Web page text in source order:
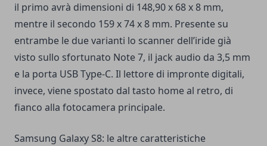
il primo avrà dimensioni di 148,90 x 68 x 8 mm,
mentre il secondo 159 x 74 x 8 mm. Presente su
entrambe le due varianti lo scanner dell’iride già
visto sullo sfortunato Note 7, il jack audio da 3,5 mm
e la porta USB Type-C. Il lettore di impronte digitali,
invece, viene spostato dal tasto home al retro, di
fianco alla fotocamera principale.
Samsung Galaxy S8: le altre caratteristiche